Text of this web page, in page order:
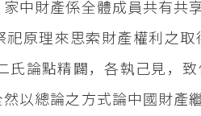
中財產係全體成員共有共
祀原理來思索財產權利之
氏論點精闢，各執己見，
以總論之方式論中國財產